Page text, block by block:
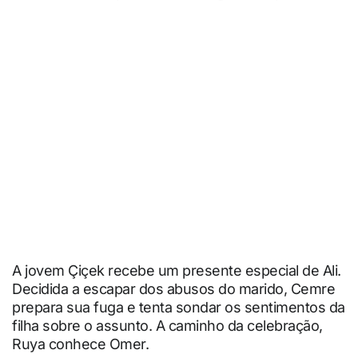
A jovem Çiçek recebe um presente especial de Ali.
Decidida a escapar dos abusos do marido, Cemre
prepara sua fuga e tenta sondar os sentimentos da
filha sobre o assunto. A caminho da celebração,
Ruya conhece Omer.